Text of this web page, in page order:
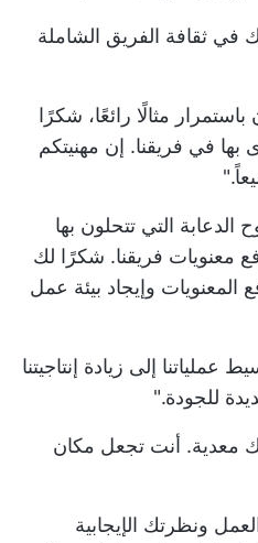
ثقافة الفريق الشاملة
مثالًا رائعًا، شكرًا
في فريقنا. إن مهنيتكم
الدعابة التي تتحلون بها
معنويات فريقنا. شكرًا لك
المعنويات وإيجاد بيئة عمل
إلى زيادة إنتاجيتنا
للجودة."
معدية. أنت تجعل مكان
ونظرتك الإيجابية